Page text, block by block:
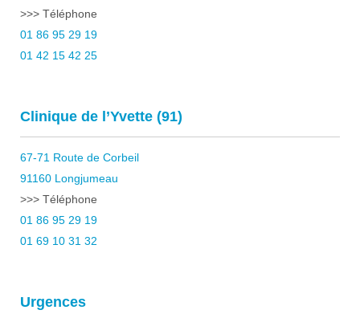
>>> Téléphone
01 86 95 29 19
01 42 15 42 25
Clinique de l’Yvette (91)
67-71 Route de Corbeil
91160 Longjumeau
>>> Téléphone
01 86 95 29 19
01 69 10 31 32
Urgences